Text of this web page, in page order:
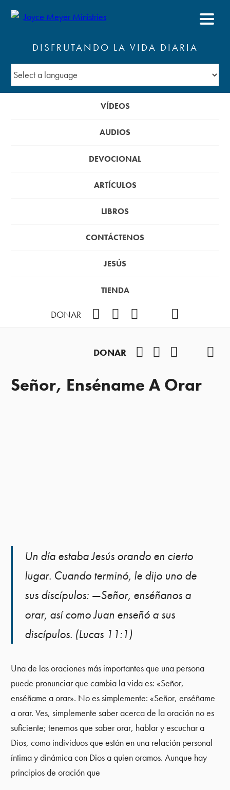
DISFRUTANDO LA VIDA DIARIA
VÍDEOS
AUDIOS
DEVOCIONAL
ARTÍCULOS
LIBROS
CONTÁCTENOS
JESÚS
TIENDA
DONAR
DONAR
Señor, Enséname A Orar
Un día estaba Jesús orando en cierto
lugar. Cuando terminó, le dijo uno de
sus discípulos: —Señor, enséñanos a
orar, así como Juan enseñó a sus
discípulos. (Lucas 11:1)
Una de las oraciones más importantes que una persona
puede pronunciar que cambia la vida es: «Señor,
enséñame a orar». No es simplemente: «Señor, enséñame
a orar. Ves, simplemente saber acerca de la oración no es
suficiente; tenemos que saber orar, hablar y escuchar a
Dios, como individuos que están en una relación personal
íntima y dinámica con Dios a quien oramos. Aunque hay
principios de oración que